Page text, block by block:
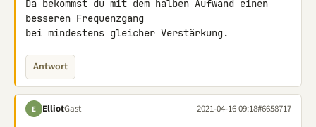
Da bekommst du mit dem halben Aufwand einen
besseren Frequenzgang
bei mindestens gleicher Verstärkung.
Antwort
E ElliotGast 2021-04-16 09:18#6658717